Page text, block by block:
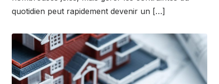
quotidien peut rapidement devenir un […]